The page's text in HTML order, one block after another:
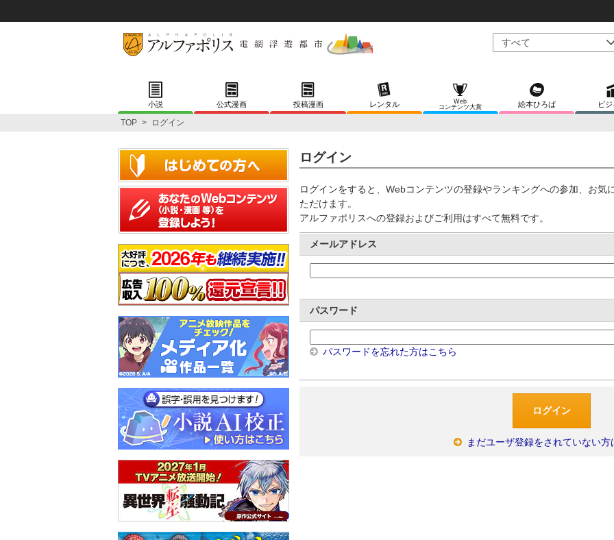
小説 公式漫画 投稿漫画 レンタル
Web
コンテンツ大賞
絵本ひろば ビ
TOP > ログイン
ログイン
ログインをすると、Webコンテンツの登録やランキングへの参加、お気
ただけます。
アルファポリスへの登録およびご利用はすべて無料です。
メールアドレス
パスワード
パスワードを忘れた方はこちら
まだユーザ登録をされていない方